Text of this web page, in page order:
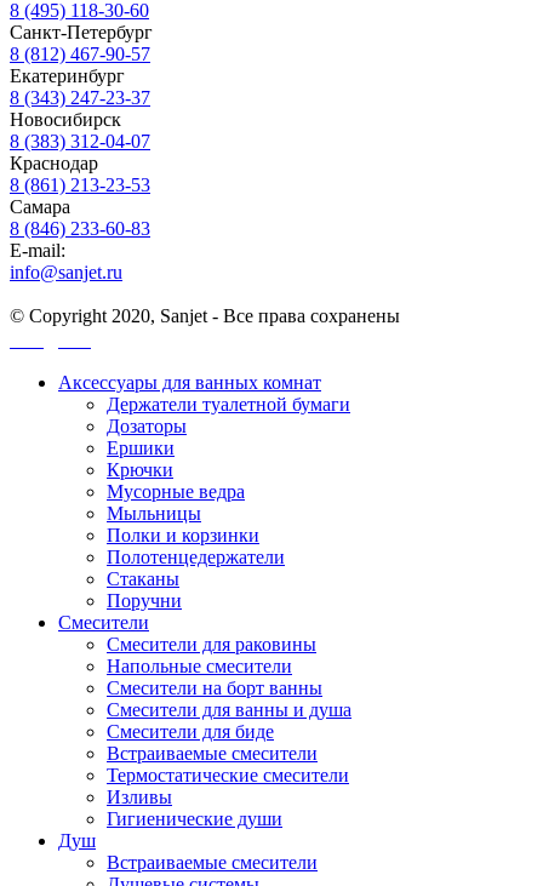
8 (495) 118-30-60
Санкт-Петербург
8 (812) 467-90-57
Екатеринбург
8 (343) 247-23-37
Новосибирск
8 (383) 312-04-07
Краснодар
8 (861) 213-23-53
Самара
8 (846) 233-60-83
E-mail:
info@sanjet.ru
© Copyright 2020, Sanjet - Все права сохранены
Аксессуары для ванных комнат
Держатели туалетной бумаги
Дозаторы
Ершики
Крючки
Мусорные ведра
Мыльницы
Полки и корзинки
Полотенцедержатели
Стаканы
Поручни
Смесители
Смесители для раковины
Напольные смесители
Смесители на борт ванны
Смесители для ванны и душа
Смесители для биде
Встраиваемые смесители
Термостатические смесители
Изливы
Гигиенические души
Душ
Встраиваемые смесители